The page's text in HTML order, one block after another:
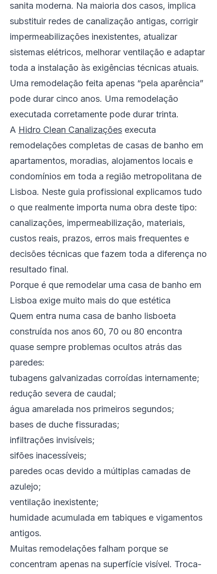
sanita moderna. Na maioria dos casos, implica
substituir redes de canalização antigas, corrigir
impermeabilizações inexistentes, atualizar
sistemas elétricos, melhorar ventilação e adaptar
toda a instalação às exigências técnicas atuais.
Uma remodelação feita apenas “pela aparência”
pode durar cinco anos. Uma remodelação
executada corretamente pode durar trinta.
A Hidro Clean Canalizações executa
remodelações completas de casas de banho em
apartamentos, moradias, alojamentos locais e
condomínios em toda a região metropolitana de
Lisboa. Neste guia profissional explicamos tudo
o que realmente importa numa obra deste tipo:
canalizações, impermeabilização, materiais,
custos reais, prazos, erros mais frequentes e
decisões técnicas que fazem toda a diferença no
resultado final.
Porque é que remodelar uma casa de banho em
Lisboa exige muito mais do que estética
Quem entra numa casa de banho lisboeta
construída nos anos 60, 70 ou 80 encontra
quase sempre problemas ocultos atrás das
paredes:
tubagens galvanizadas corroídas internamente;
redução severa de caudal;
água amarelada nos primeiros segundos;
bases de duche fissuradas;
infiltrações invisíveis;
sifões inacessíveis;
paredes ocas devido a múltiplas camadas de
azulejo;
ventilação inexistente;
humidade acumulada em tabiques e vigamentos
antigos.
Muitas remodelações falham porque se
concentram apenas na superfície visível. Troca-